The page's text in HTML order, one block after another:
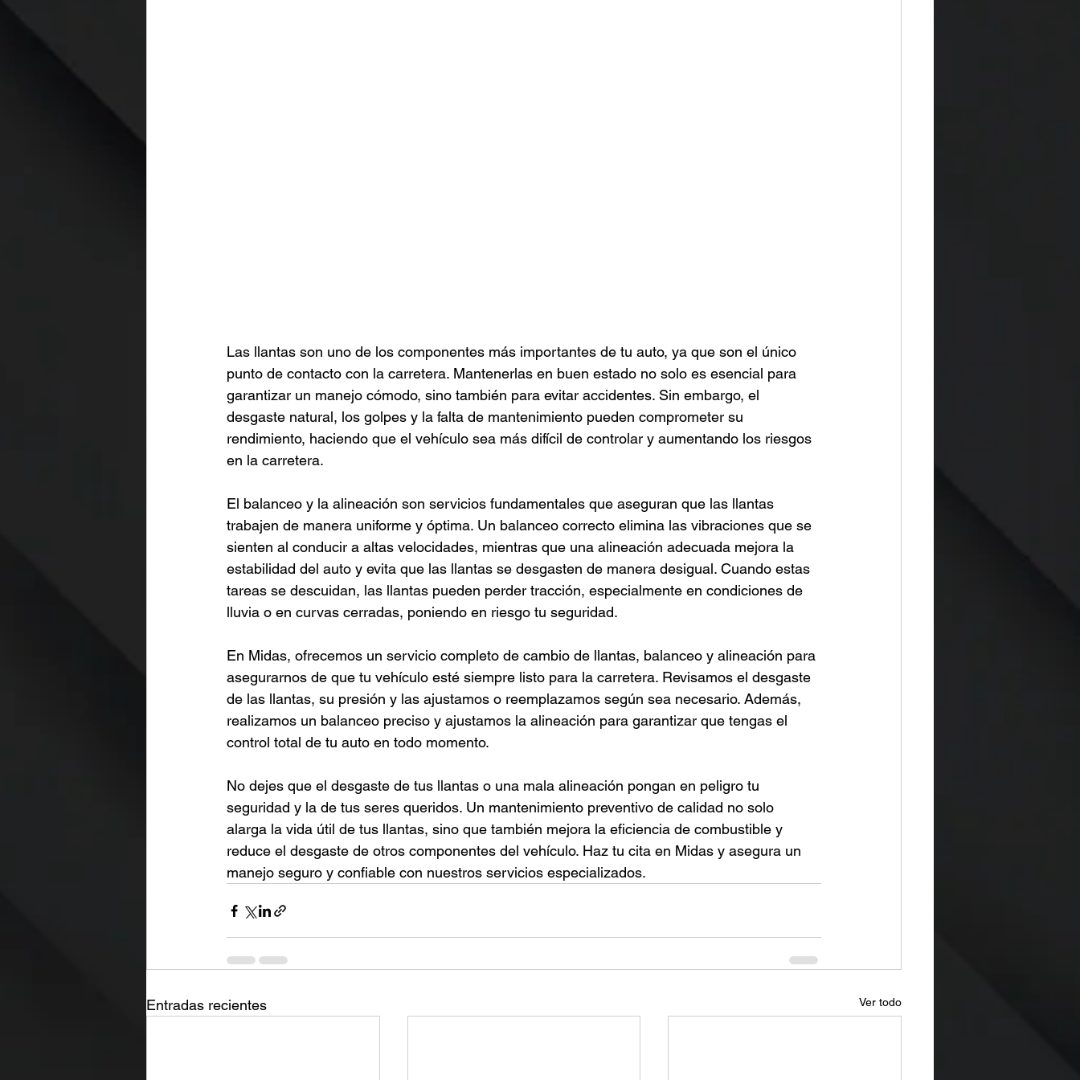
Las llantas son uno de los componentes más importantes de tu auto, ya que son el único
punto de contacto con la carretera. Mantenerlas en buen estado no solo es esencial para
garantizar un manejo cómodo, sino también para evitar accidentes. Sin embargo, el
desgaste natural, los golpes y la falta de mantenimiento pueden comprometer su
rendimiento, haciendo que el vehículo sea más difícil de controlar y aumentando los riesgos
en la carretera.
El balanceo y la alineación son servicios fundamentales que aseguran que las llantas
trabajen de manera uniforme y óptima. Un balanceo correcto elimina las vibraciones que se
sienten al conducir a altas velocidades, mientras que una alineación adecuada mejora la
estabilidad del auto y evita que las llantas se desgasten de manera desigual. Cuando estas
tareas se descuidan, las llantas pueden perder tracción, especialmente en condiciones de
lluvia o en curvas cerradas, poniendo en riesgo tu seguridad.
En Midas, ofrecemos un servicio completo de cambio de llantas, balanceo y alineación para
asegurarnos de que tu vehículo esté siempre listo para la carretera. Revisamos el desgaste
de las llantas, su presión y las ajustamos o reemplazamos según sea necesario. Además,
realizamos un balanceo preciso y ajustamos la alineación para garantizar que tengas el
control total de tu auto en todo momento.
No dejes que el desgaste de tus llantas o una mala alineación pongan en peligro tu
seguridad y la de tus seres queridos. Un mantenimiento preventivo de calidad no solo
alarga la vida útil de tus llantas, sino que también mejora la eficiencia de combustible y
reduce el desgaste de otros componentes del vehículo. Haz tu cita en Midas y asegura un
manejo seguro y confiable con nuestros servicios especializados.
Entradas recientes Ver todo